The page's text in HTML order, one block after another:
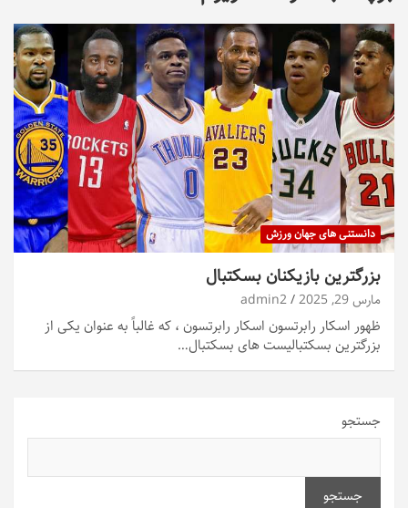
دانستنی های جهان ورزش
بزرگترین بازیکنان بسکتبال
مارس 29, 2025 admin2
ظهور اسکار رابرتسون اسکار رابرتسون ، که غالباً به عنوان یکی از
بزرگترین بسکتبالیست های بسکتبال…
جستجو
جستجو